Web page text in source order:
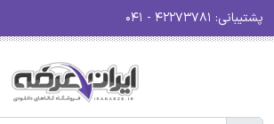
پشتیبانی: